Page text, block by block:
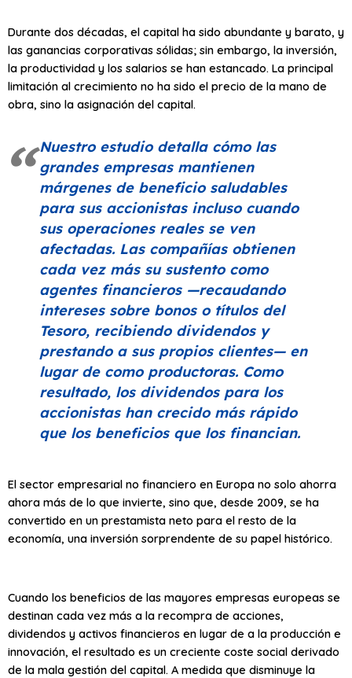
Durante dos décadas, el capital ha sido abundante y barato, y
las ganancias corporativas sólidas; sin embargo, la inversión,
la productividad y los salarios se han estancado. La principal
limitación al crecimiento no ha sido el precio de la mano de
obra, sino la asignación del capital.
Nuestro estudio detalla cómo las
grandes empresas mantienen
márgenes de beneficio saludables
para sus accionistas incluso cuando
sus operaciones reales se ven
afectadas. Las compañías obtienen
cada vez más su sustento como
agentes financieros —recaudando
intereses sobre bonos o títulos del
Tesoro, recibiendo dividendos y
prestando a sus propios clientes— en
lugar de como productoras. Como
resultado, los dividendos para los
accionistas han crecido más rápido
que los beneficios que los financian.
El sector empresarial no financiero en Europa no solo ahorra
ahora más de lo que invierte, sino que, desde 2009, se ha
convertido en un prestamista neto para el resto de la
economía, una inversión sorprendente de su papel histórico.
Cuando los beneficios de las mayores empresas europeas se
destinan cada vez más a la recompra de acciones,
dividendos y activos financieros en lugar de a la producción e
innovación, el resultado es un creciente coste social derivado
de la mala gestión del capital. A medida que disminuye la